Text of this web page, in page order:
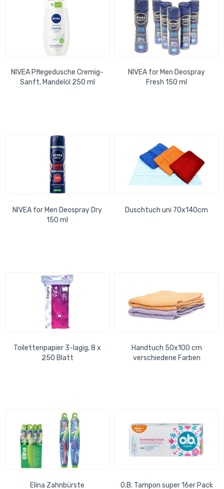
NIVEA Pflegedusche Cremig-
Sanft, Mandelöl 250 ml
NIVEA for Men Deospray
Fresh 150 ml
NIVEA for Men Deospray Dry
150 ml
Duschtuch uni 70x140cm
Toilettenpapier 3-lagig, 8 x
250 Blatt
Handtuch 50x100 cm
verschiedene Farben
Elina Zahnbürste
O.B. Tampon super 16er Pack